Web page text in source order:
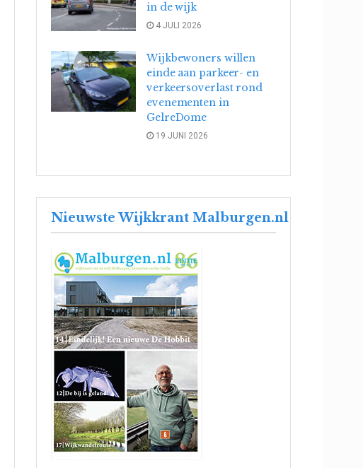
in de wijk
4 JULI 2026
Wijkbewoners willen
einde aan parkeer- en
verkeersoverlast rond
evenementen in
GelreDome
19 JUNI 2026
Nieuwste Wijkkrant Malburgen.nl